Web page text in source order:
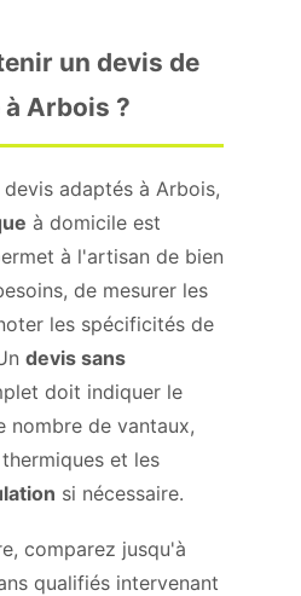
un devis de
Arbois ?
adaptés à Arbois,
à domicile est
à l'artisan de bien
de mesurer les
les spécificités de
devis sans
doit indiquer le
nombre de vantaux,
et les
si nécessaire.
comparez jusqu'à
qualifiés intervenant